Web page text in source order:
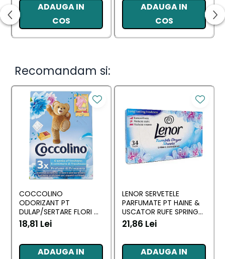
ADAUGA IN
COS
ADAUGA IN
COS
Recomandam si:
COCCOLINO
ODORIZANT PT
DULAP/SERTARE FLORI DI
PRIMAVERA 3 BUC
18,81 Lei
ADAUGA IN
LENOR SERVETELE
PARFUMATE PT HAINE &
USCATOR RUFE SPRING
AWAKENING 34 BUC
21,86 Lei
ADAUGA IN